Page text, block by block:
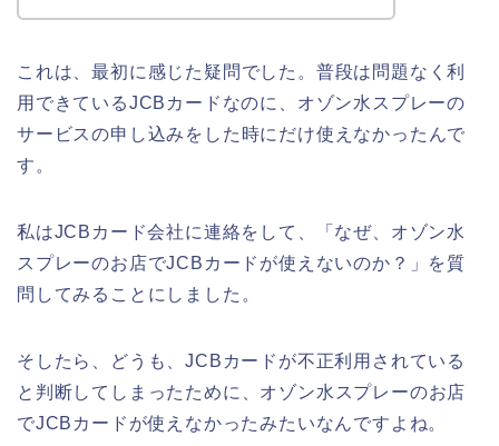
これは、最初に感じた疑問でした。普段は問題なく利
用できているJCBカードなのに、オゾン水スプレーの
サービスの申し込みをした時にだけ使えなかったんで
す。
私はJCBカード会社に連絡をして、「なぜ、オゾン水
スプレーのお店でJCBカードが使えないのか？」を質
問してみることにしました。
そしたら、どうも、JCBカードが不正利用されている
と判断してしまったために、オゾン水スプレーのお店
でJCBカードが使えなかったみたいなんですよね。